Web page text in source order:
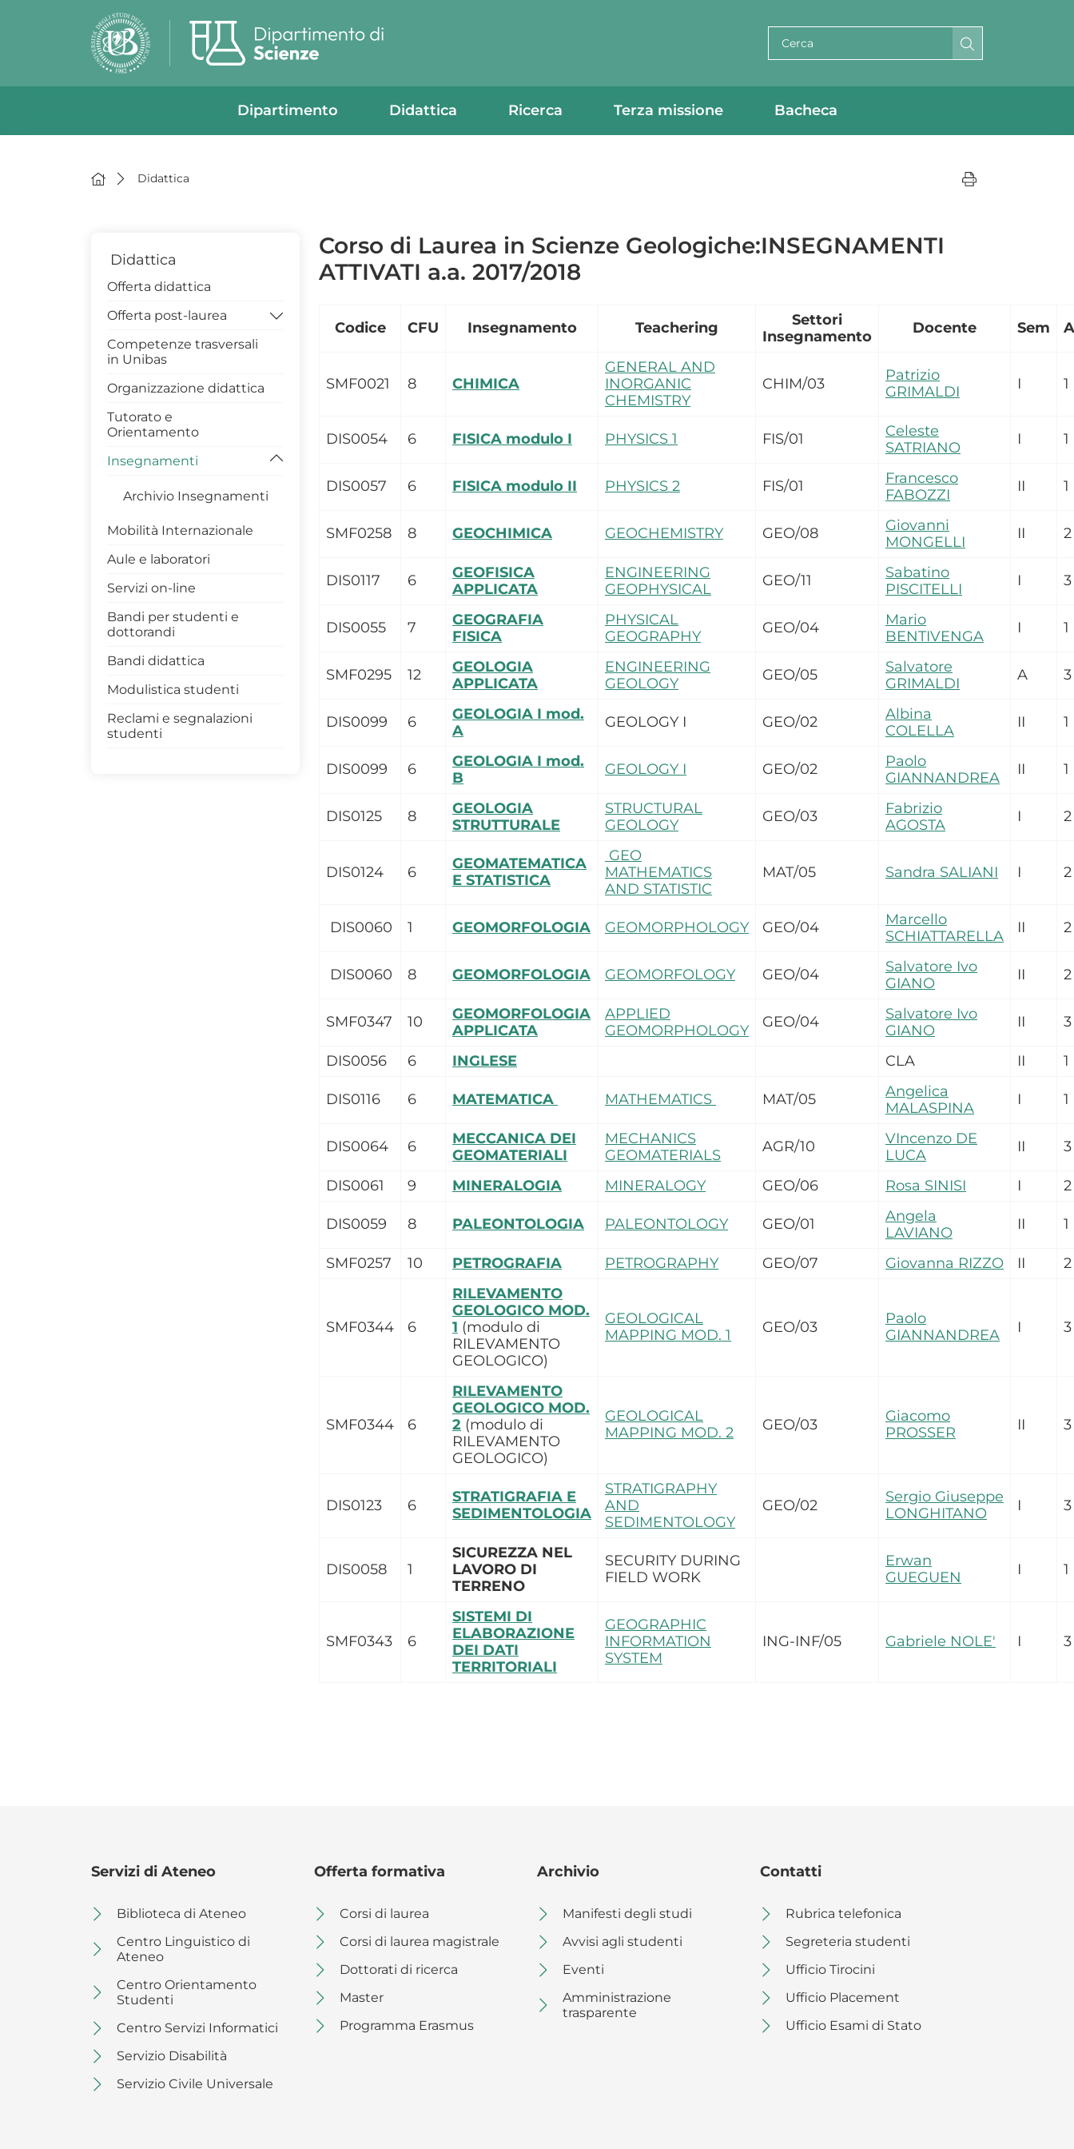
Dipartimento Didattica Ricerca Terza missione Bacheca
Didattica
Corso di Laurea in Scienze Geologiche:INSEGNAMENTI
ATTIVATI a.a. 2017/2018
Codice CFU Insegnamento Teachering
Settori
Insegnamento
Docente Sem
SMF0021 8 CHIMICA
GENERAL AND
INORGANIC
CHEMISTRY
CHIM/03
Patrizio
GRIMALDI
I 1
DIS0054 6 FISICA modulo I PHYSICS 1 FIS/01
Celeste
SATRIANO
I 1
DIS0057 6 FISICA modulo II PHYSICS 2 FIS/01
Francesco
FABOZZI
II 1
SMF0258 8 GEOCHIMICA GEOCHEMISTRY GEO/08
Giovanni
MONGELLI
II 2
DIS0117 6
GEOFISICA
APPLICATA
ENGINEERING
GEOPHYSICAL
GEO/11
Sabatino
PISCITELLI
I 3
DIS0055 7
GEOGRAFIA
FISICA
PHYSICAL
GEOGRAPHY
GEO/04
Mario
BENTIVENGA
I 1
SMF0295 12
GEOLOGIA
APPLICATA
ENGINEERING
GEOLOGY
GEO/05
Salvatore
GRIMALDI
A 3
DIS0099 6
GEOLOGIA I mod.
A
GEOLOGY I GEO/02
Albina
COLELLA
II 1
DIS0099 6
GEOLOGIA I mod.
B
GEOLOGY I GEO/02
Paolo
GIANNANDREA
II 1
DIS0125 8
GEOLOGIA
STRUTTURALE
STRUCTURAL
GEOLOGY
GEO/03
Fabrizio
AGOSTA
I 2
DIS0124 6
GEOMATEMATICA
E STATISTICA
GEO
MATHEMATICS
AND STATISTIC
MAT/05 Sandra SALIANI I 2
DIS0060 1 GEOMORFOLOGIA GEOMORPHOLOGY GEO/04
Marcello
SCHIATTARELLA
II 2
DIS0060 8 GEOMORFOLOGIA GEOMORFOLOGY GEO/04
Salvatore Ivo
GIANO
II 2
SMF0347 10
GEOMORFOLOGIA
APPLICATA
APPLIED
GEOMORPHOLOGY
GEO/04
Salvatore Ivo
GIANO
II 3
DIS0056 6 INGLESE CLA II 1
DIS0116 6 MATEMATICA MATHEMATICS MAT/05
Angelica
MALASPINA
I 1
DIS0064 6
MECCANICA DEI
GEOMATERIALI
MECHANICS
GEOMATERIALS
AGR/10
VIncenzo DE
LUCA
II 3
DIS0061 9 MINERALOGIA MINERALOGY GEO/06 Rosa SINISI I 2
DIS0059 8 PALEONTOLOGIA PALEONTOLOGY GEO/01
Angela
LAVIANO
II 1
SMF0257 10 PETROGRAFIA PETROGRAPHY GEO/07 Giovanna RIZZO II 2
SMF0344 6
RILEVAMENTO
GEOLOGICO MOD.
1 (modulo di
RILEVAMENTO
GEOLOGICO)
GEOLOGICAL
MAPPING MOD. 1
GEO/03
Paolo
GIANNANDREA
I 3
SMF0344 6
RILEVAMENTO
GEOLOGICO MOD.
2 (modulo di
RILEVAMENTO
GEOLOGICO)
GEOLOGICAL
MAPPING MOD. 2
GEO/03
Giacomo
PROSSER
II 3
DIS0123 6
STRATIGRAFIA E
SEDIMENTOLOGIA
STRATIGRAPHY
AND
SEDIMENTOLOGY
GEO/02
Sergio Giuseppe
LONGHITANO
I 3
DIS0058 1
SICUREZZA NEL
LAVORO DI
TERRENO
SECURITY DURING
FIELD WORK
Erwan
GUEGUEN
I 1
SMF0343 6
SISTEMI DI
ELABORAZIONE
DEI DATI
TERRITORIALI
GEOGRAPHIC
INFORMATION
SYSTEM
ING-INF/05 Gabriele NOLE' I 3
Didattica
Offerta didattica
Offerta post-laurea
Assicurazione di Qualità
Master DIS
Competenze trasversali
in Unibas
Organizzazione didattica
Tutorato e
Orientamento
Insegnamenti
Archivio Insegnamenti
Mobilità Internazionale
Aule e laboratori
Servizi on-line
Bandi per studenti e
dottorandi
Bandi didattica
Modulistica studenti
Reclami e segnalazioni
studenti
Servizi di Ateneo
Biblioteca di Ateneo
Centro Linguistico di
Ateneo
Centro Orientamento
Studenti
Centro Servizi Informatici
Servizio Disabilità
Servizio Civile Universale
Offerta formativa
Corsi di laurea
Corsi di laurea magistrale
Dottorati di ricerca
Master
Programma Erasmus
Archivio
Manifesti degli studi
Avvisi agli studenti
Eventi
Amministrazione
trasparente
Contatti
Rubrica telefonica
Segreteria studenti
Ufficio Tirocini
Ufficio Placement
Ufficio Esami di Stato